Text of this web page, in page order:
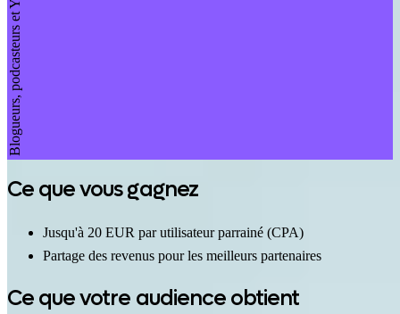
Blogueurs, podcasteurs et YouTubeurs
Ce que vous gagnez
Jusqu'à 20 EUR par utilisateur parrainé (CPA)
Partage des revenus pour les meilleurs partenaires
Ce que votre audience obtient